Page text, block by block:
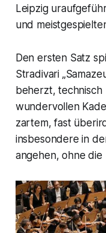
Leipzig
und
Den ersten Satz
Stradivari
beherzt,
wundervollen
zartem, fast
insbesondere in
angehen, ohne